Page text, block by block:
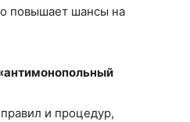
повышает шансы на
и процедур,